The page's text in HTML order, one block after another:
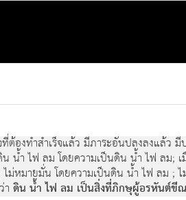
องทำสำเร็จแล้ว มีภาระอันปลงลงแล้ว
น้ำ ไฟ ลม โดยความเป็นดิน น้ำ ไฟ ลม;
หมายมั่น โดยความเป็นดิน น้ำ ไฟ ลม ;
ดิน น้ำ ไฟ ลม เป็นสิ่งที่ภิกษุผู้อรหันต์ขี